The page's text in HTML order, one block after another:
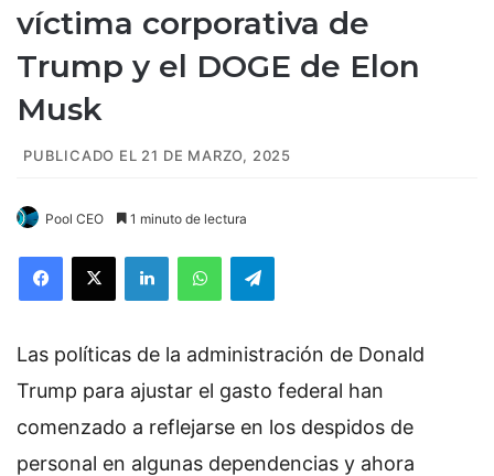
víctima corporativa de
Trump y el DOGE de Elon
Musk
PUBLICADO EL 21 DE MARZO, 2025
Pool CEO 1 minuto de lectura
Las políticas de la administración de Donald
Trump para ajustar el gasto federal han
comenzado a reflejarse en los despidos de
personal en algunas dependencias y ahora